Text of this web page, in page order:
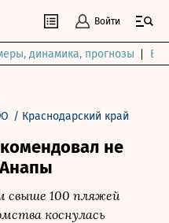
Войти
динамика, прогнозы
/ Краснодарский край
не
100 пляжей
коснулась